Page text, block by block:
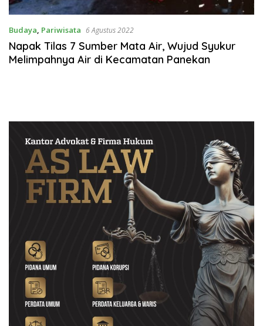
Budaya, Pariwisata 6 Agustus 2022
Napak Tilas 7 Sumber Mata Air, Wujud Syukur
Melimpahnya Air di Kecamatan Panekan